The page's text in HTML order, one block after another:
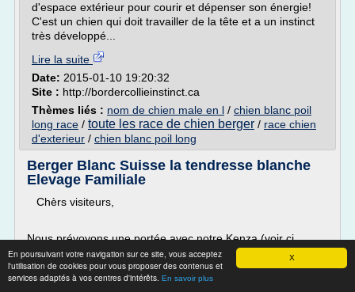
X
En poursuivant votre navigation sur ce site, vous acceptez
l'utilisation de cookies pour vous proposer des contenus et
services adaptés à vos centres d'intérêts. En savoir plus
d'espace extérieur pour courir et dépenser son énergie!
C'est un chien qui doit travailler de la tête et a un instinct
très développé...
Lire la suite
Date: 2015-01-10 19:20:32
Site : http://bordercollieinstinct.ca
Thèmes liés : nom de chien male en l / chien blanc poil
long race / toute les race de chien berger / race chien
d'exterieur / chien blanc poil long
Berger Blanc Suisse la tendresse blanche
Elevage Familiale
Chèrs visiteurs,
Nous prévoyons une portée avec notre Kenza (voir ci
dessous) vers mi-septembre 2017 pour des chiots
disponibles vers
mi-janvier 2018. Ce sera la deuxième et dernière portée de